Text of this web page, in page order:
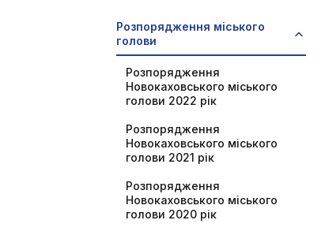
Розпорядження міського
голови
Розпорядження
Новокаховського міського
голови 2022 рік
Розпорядження
Новокаховського міського
голови 2021 рік
Розпорядження
Новокаховського міського
голови 2020 рік